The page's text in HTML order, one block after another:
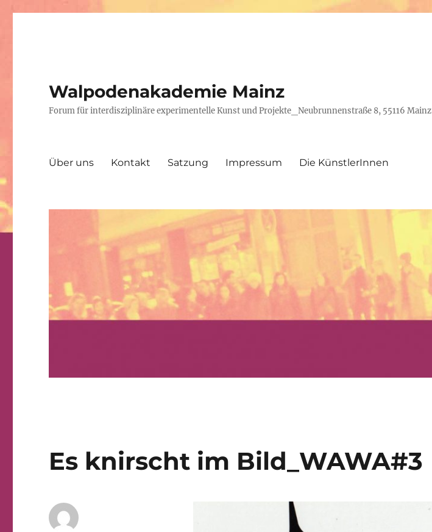
Walpodenakademie Mainz
Forum für interdisziplinäre experimentelle Kunst und Projekte_Neubrunnenstraße 8, 55116 Mainz
Über uns Kontakt Satzung Impressum Die KünstlerInnen
Es knirscht im Bild_WAWA#3